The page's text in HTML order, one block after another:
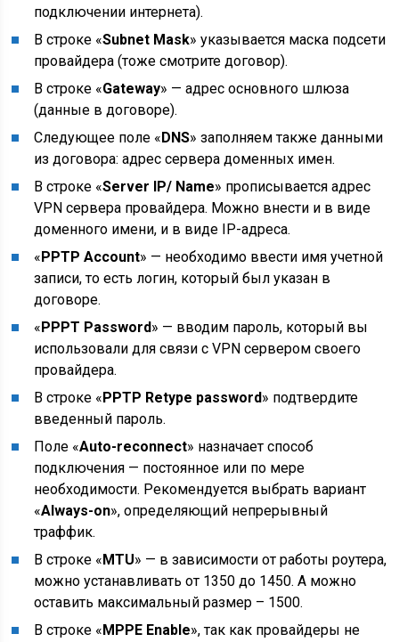
подключении интернета).
В строке «Subnet Mask» указывается маска подсети
провайдера (тоже смотрите договор).
В строке «Gateway» — адрес основного шлюза
(данные в договоре).
Следующее поле «DNS» заполняем также данными
из договора: адрес сервера доменных имен.
В строке «Server IP/ Name» прописывается адрес
VPN сервера провайдера. Можно внести и в виде
доменного имени, и в виде IP-адреса.
«PPTP Account» — необходимо ввести имя учетной
записи, то есть логин, который был указан в
договоре.
«PPPT Password» — вводим пароль, который вы
использовали для связи с VPN сервером своего
провайдера.
В строке «PPTP Retype password» подтвердите
введенный пароль.
Поле «Auto-reconnect» назначает способ
подключения — постоянное или по мере
необходимости. Рекомендуется выбрать вариант
«Always-on», определяющий непрерывный
траффик.
В строке «MTU» — в зависимости от работы роутера,
можно устанавливать от 1350 до 1450. А можно
оставить максимальный размер – 1500.
В строке «MPPE Enable», так как провайдеры не